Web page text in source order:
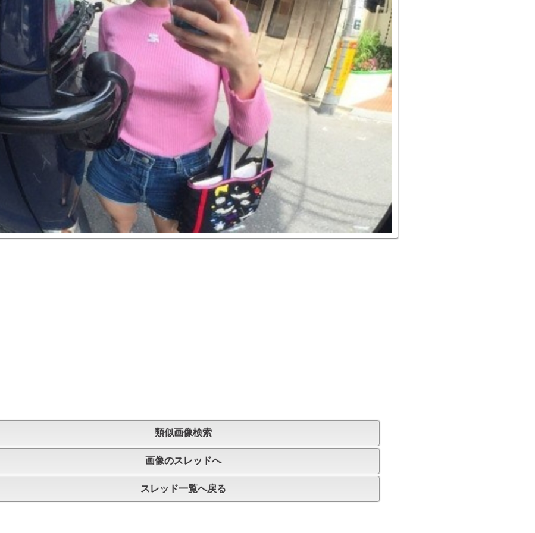
類似画像検索
画像のスレッドへ
スレッド一覧へ戻る